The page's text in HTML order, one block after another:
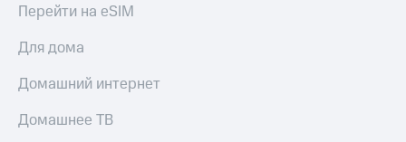
Перейти на eSIM
Для дома
Домашний интернет
Домашнее ТВ